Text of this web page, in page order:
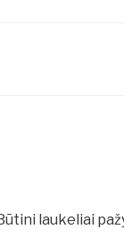
laukeliai